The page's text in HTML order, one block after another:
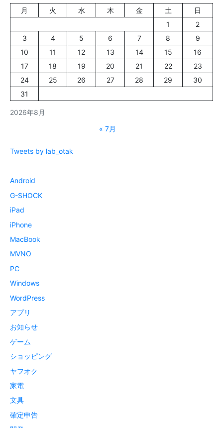
2026年8月
月 火 水 木 金 土
日
1
2
3
4 5 6 7 8
9
10
11 12 13 14 15
16
17
18 19 20 21 22
23
24
25 26 27 28 29
30
31
« 7月
Tweets by lab_otak
Android
G-SHOCK
iPad
iPhone
MacBook
MVNO
PC
Windows
WordPress
アプリ
お知らせ
ゲーム
ショッピング
ヤフオク
家電
文具
確定申告